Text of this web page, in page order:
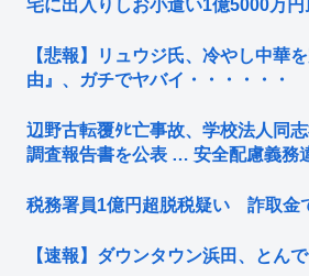
宅に出入りしお小遣い1億5000万円
【悲報】リュウジ氏、冷やし中華
由』、ガチでヤバイ・・・・・・
辺野古転覆ﾀﾋ亡事故、学校法人同
調査報告書を公表 … 安全配慮義務
税務署員1億円超脱税疑い 詐取金
【速報】ダウンタウン浜田、とん